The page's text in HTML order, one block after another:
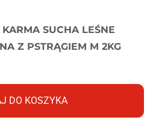
SUCHA LEŚNE
Z PSTRĄGIEM M 2KG
DO KOSZYKA